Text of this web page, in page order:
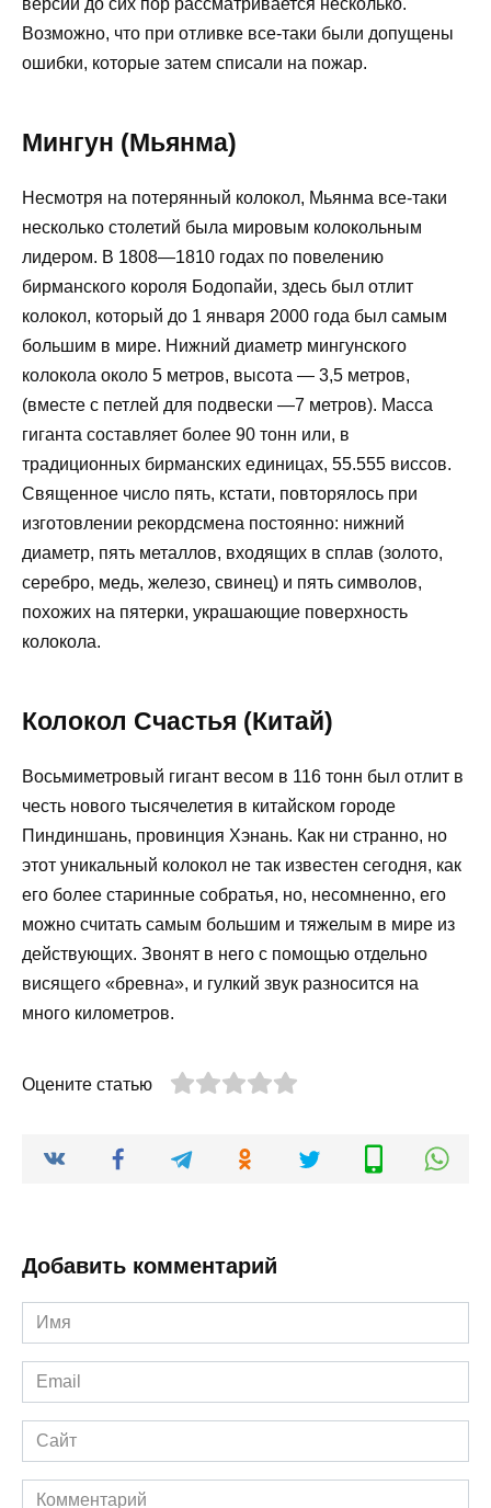
Возможно, что при отливке все-таки были допущены
ошибки, которые затем списали на пожар.
Мингун (Мьянма)
Несмотря на потерянный колокол, Мьянма все-таки
несколько столетий была мировым колокольным
лидером. В 1808—1810 годах по повелению
бирманского короля Бодопайи, здесь был отлит
колокол, который до 1 января 2000 года был самым
большим в мире. Нижний диаметр мингунского
колокола около 5 метров, высота — 3,5 метров,
(вместе с петлей для подвески —7 метров). Масса
гиганта составляет более 90 тонн или, в
традиционных бирманских единицах, 55.555 виссов.
Священное число пять, кстати, повторялось при
изготовлении рекордсмена постоянно: нижний
диаметр, пять металлов, входящих в сплав (золото,
серебро, медь, железо, свинец) и пять символов,
похожих на пятерки, украшающие поверхность
колокола.
Колокол Счастья (Китай)
Восьмиметровый гигант весом в 116 тонн был отлит в
честь нового тысячелетия в китайском городе
Пиндиншань, провинция Хэнань. Как ни странно, но
этот уникальный колокол не так известен сегодня, как
его более старинные собратья, но, несомненно, его
можно считать самым большим и тяжелым в мире из
действующих. Звонят в него с помощью отдельно
висящего «бревна», и гулкий звук разносится на
много километров.
Оцените статью
Добавить комментарий
Имя
*
Email
*
Сайт
Комментарий